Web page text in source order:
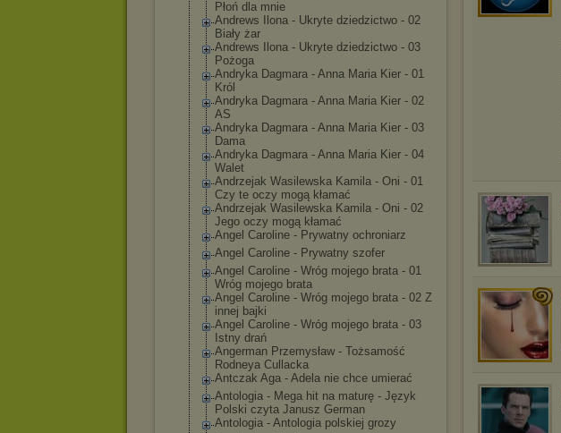
Płoń dla mnie
Andrews Ilona - Ukryte dziedzictwo - 02
Biały żar
Andrews Ilona - Ukryte dziedzictwo - 03
Pożoga
Andryka Dagmara - Anna Maria Kier - 01
Król
Andryka Dagmara - Anna Maria Kier - 02
AS
Andryka Dagmara - Anna Maria Kier - 03
Dama
Andryka Dagmara - Anna Maria Kier - 04
Walet
Andrzejak Wasilewska Kamila - Oni - 01
Czy te oczy mogą kłamać
Andrzejak Wasilewska Kamila - Oni - 02
Jego oczy mogą kłamać
Angel Caroline - Prywatny ochroniarz
Angel Caroline - Prywatny szofer
Angel Caroline - Wróg mojego brata - 01
Wróg mojego brata
Angel Caroline - Wróg mojego brata - 02 Z
innej bajki
Angel Caroline - Wróg mojego brata - 03
Istny drań
Angerman Przemysław - Tożsamość
Rodneya Cullacka
Antczak Aga - Adela nie chce umierać
Antologia - Mega hit na maturę - Język
Polski czyta Janusz German
Antologia - Antologia polskiej grozy